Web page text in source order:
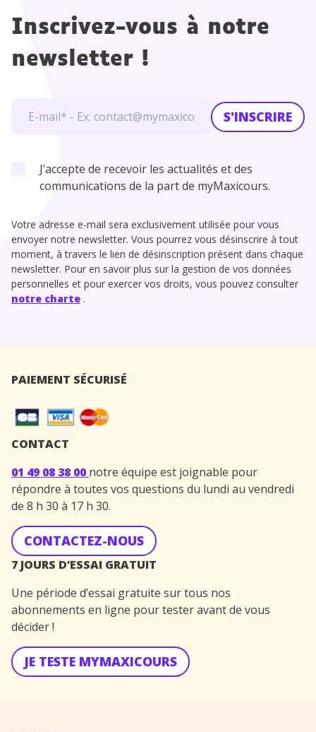
Inscrivez-vous à notre
newsletter !
S'INSCRIRE
J’accepte de recevoir les actualités et des
communications de la part de myMaxicours.
Votre adresse e-mail sera exclusivement utilisée pour vous
envoyer notre newsletter. Vous pourrez vous désinscrire à tout
moment, à travers le lien de désinscription présent dans chaque
newsletter. Pour en savoir plus sur la gestion de vos données
personnelles et pour exercer vos droits, vous pouvez consulter
notre charte .
PAIEMENT SÉCURISÉ
CONTACT
01 49 08 38 00 notre équipe est joignable pour
répondre à toutes vos questions du lundi au vendredi
de 8 h 30 à 17 h 30.
CONTACTEZ-NOUS
7 JOURS D’ESSAI GRATUIT
Une période d’essai gratuite sur tous nos
abonnements en ligne pour tester avant de vous
décider !
JE TESTE MYMAXICOURS